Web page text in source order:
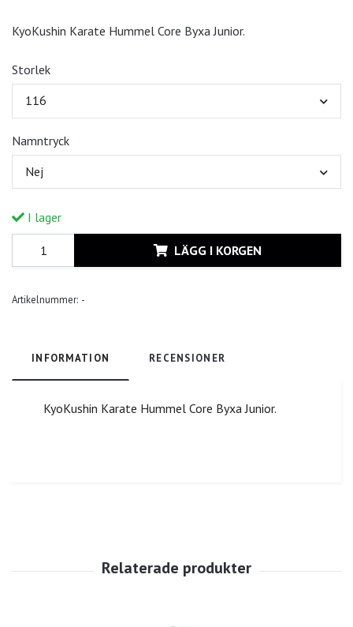
KyoKushin Karate Hummel Core Byxa Junior.
Storlek
116
Namntryck
Nej
I lager
LÄGG I KORGEN
Artikelnummer: -
INFORMATION RECENSIONER
KyoKushin Karate Hummel Core Byxa Junior.